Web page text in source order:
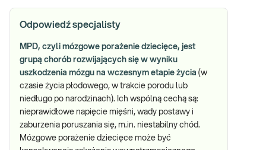
Odpowiedź specjalisty
MPD, czyli mózgowe porażenie dziecięce, jest
grupą chorób rozwijających się w wyniku
uszkodzenia mózgu na wczesnym etapie życia (w
czasie życia płodowego, w trakcie porodu lub
niedługo po narodzinach). Ich wspólną cechą są:
nieprawidłowe napięcie mięśni, wady postawy i
zaburzenia poruszania się, m.in. niestabilny chód.
Mózgowe porażenie dziecięce może być